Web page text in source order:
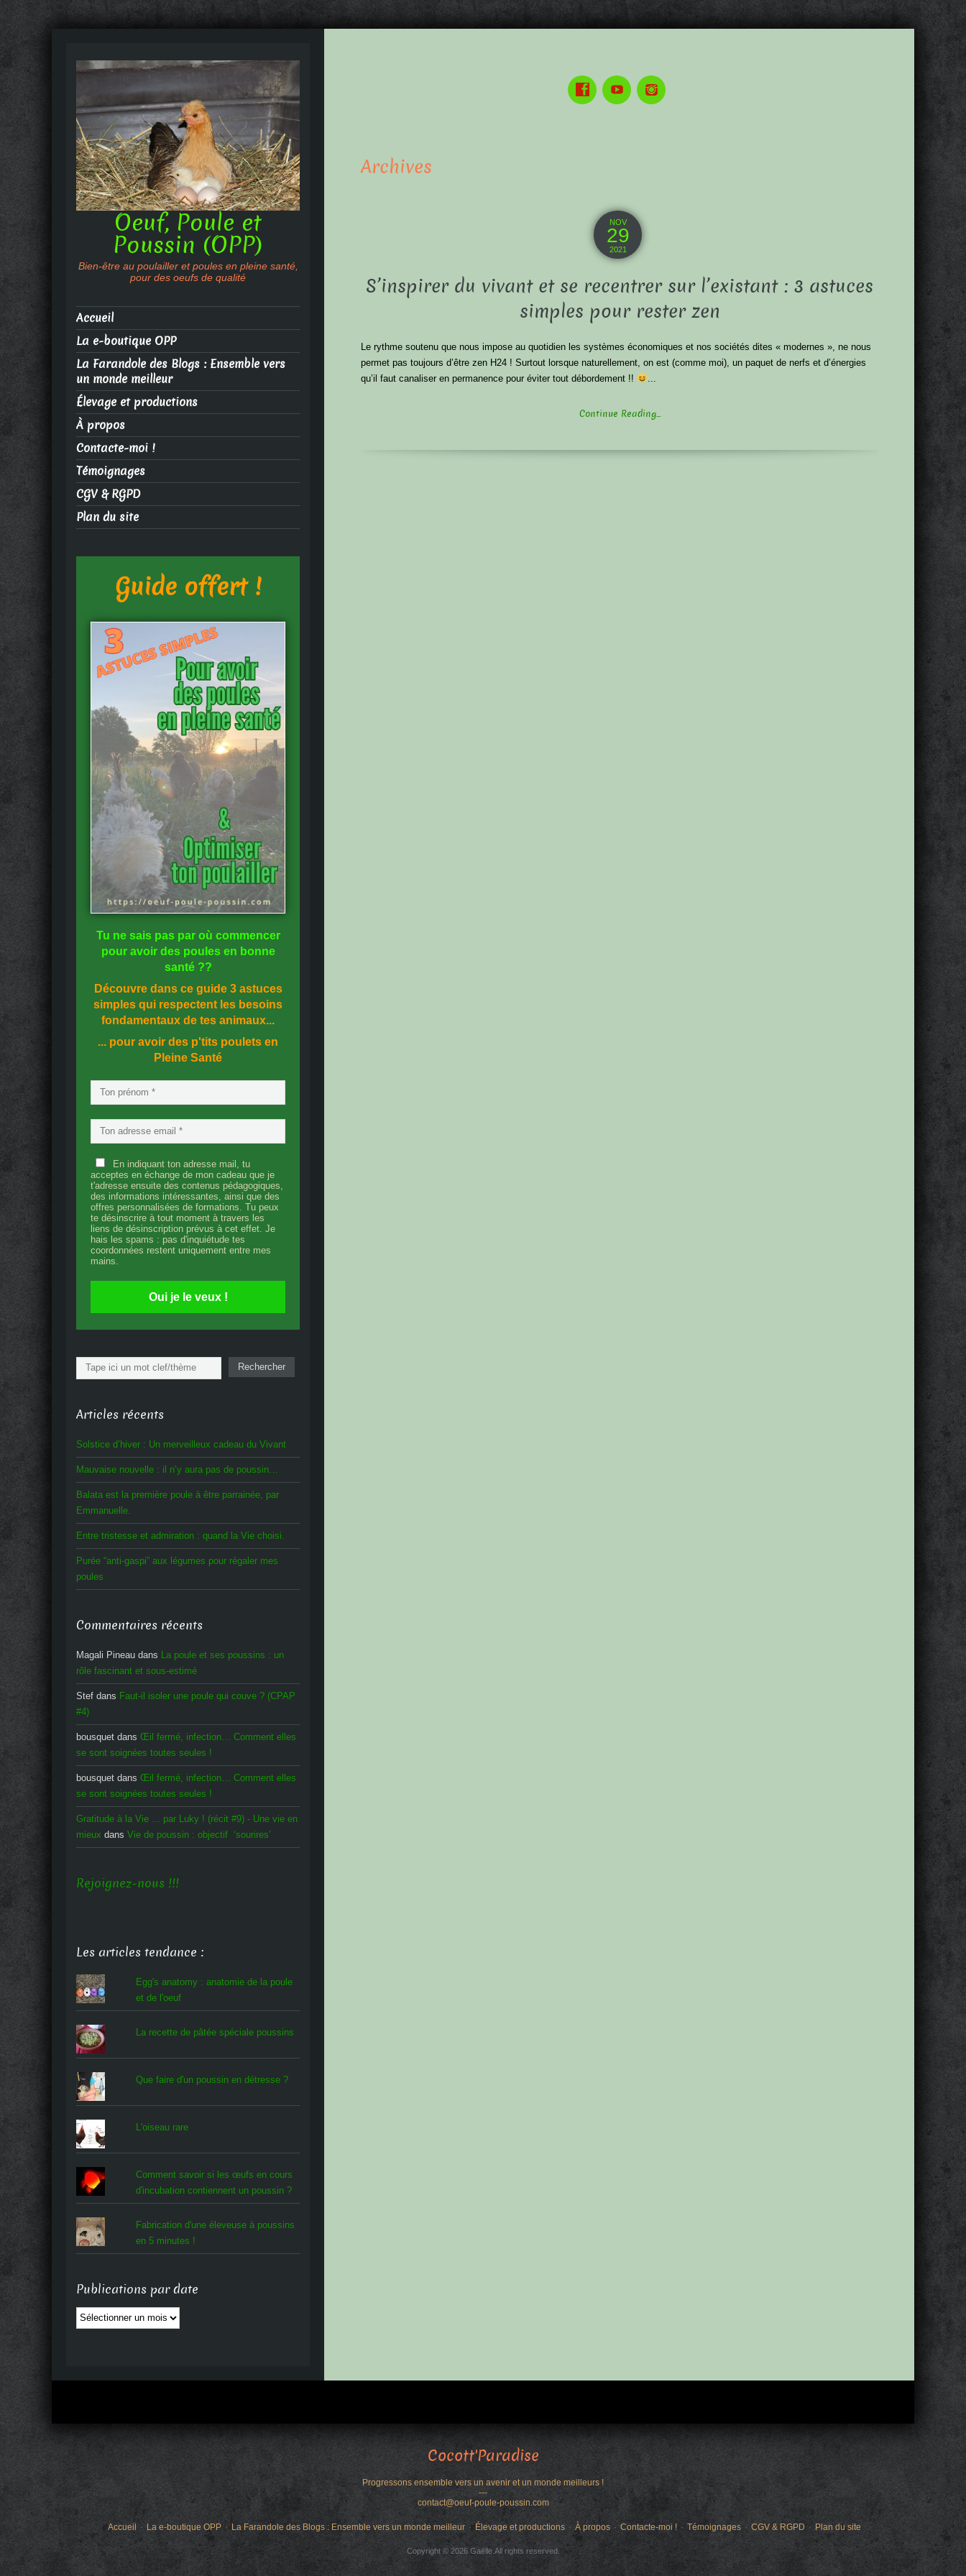
Archives
NOV
29
2021
S’inspirer du vivant et se recentrer sur l’existant : 3 astuces
simples pour rester zen
Le rythme soutenu que nous impose au quotidien les systèmes économiques et nos sociétés dites « modernes », ne nous
permet pas toujours d’être zen H24 ! Surtout lorsque naturellement, on est (comme moi), un paquet de nerfs et d’énergies
qu’il faut canaliser en permanence pour éviter tout débordement !!
Continue Reading...
Oeuf, Poule et
Poussin (OPP)
Bien-être au poulailler et poules en pleine santé,
pour des oeufs de qualité
Accueil
La e-boutique OPP
La Farandole des Blogs : Ensemble vers
un monde meilleur
Élevage et productions
À propos
Contacte-moi !
Témoignages
CGV & RGPD
Plan du site
Guide offert !
Tu ne sais pas par où commencer
pour avoir des poules en bonne
santé??
Découvre dans ce guide 3 astuces
simples qui respectent les besoins
fondamentaux de tes animaux...
... pour avoir des p'tits poulets en
Pleine Santé
En indiquant ton adresse mail, tu
acceptes en échange de mon cadeau que je
t'adresse ensuite des contenus pédagogiques,
des informations intéressantes, ainsi que des
offres personnalisées de formations. Tu peux
te désinscrire à tout moment à travers les
liens de désinscription prévus à cet effet. Je
hais les spams : pas d'inquiétude tes
coordonnées restent uniquement entre mes
mains.
Oui je le veux !
Rechercher Rechercher
Articles récents
Solstice d’hiver : Un merveilleux cadeau du Vivant
Mauvaise nouvelle : il n’y aura pas de poussin…
Balata est la première poule à être parrainée, par
Emmanuelle.
Entre tristesse et admiration : quand la Vie choisi.
Purée “anti-gaspi” aux légumes pour régaler mes
poules
Commentaires récents
Magali Pineau dans La poule et ses poussins : un
rôle fascinant et sous-estimé
Stef dans Faut-il isoler une poule qui couve ? (CPAP
#4)
bousquet dans Œil fermé, infection… Comment elles
se sont soignées toutes seules !
bousquet dans Œil fermé, infection… Comment elles
se sont soignées toutes seules !
Gratitude à la Vie ... par Luky ! (récit #9) - Une vie en
mieux dans Vie de poussin : objectif ‘sourires’
Rejoignez-nous !!!
Les articles tendance :
Egg's anatomy : anatomie de la poule
et de l'oeuf
La recette de pâtée spéciale poussins
Que faire d'un poussin en détresse ?
L'oiseau rare
Comment savoir si les œufs en cours
d'incubation contiennent un poussin ?
Fabrication d'une éleveuse à poussins
en 5 minutes !
Publications par date
Publications
par
Cocott'Paradise
Progressons ensemble vers un avenir et un monde meilleurs !
---
contact@oeuf-poule-poussin.com
Accueil La e-boutique OPP La Farandole des Blogs : Ensemble vers un monde meilleur Élevage et productions À propos Contacte-moi ! Témoignages CGV & RGPD Plan du site
Copyright © 2026 Gaëlle.All rights reserved.